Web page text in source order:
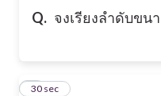
Q. จงเรียงลำดับขน
5
30 sec